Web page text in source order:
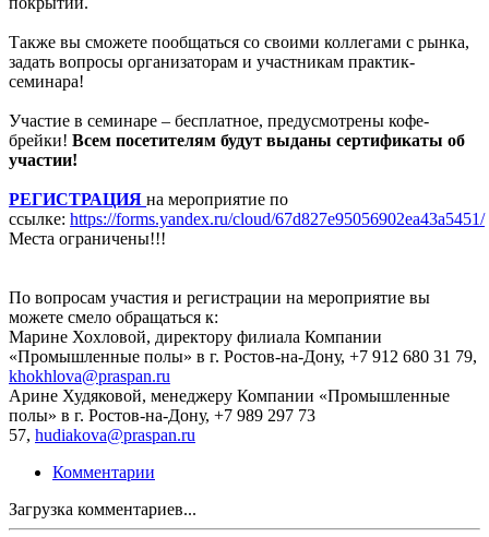
Также вы сможете пообщаться со своими коллегами с рынка,
задать вопросы организаторам и участникам практик-
семинара!
Участие в семинаре – бесплатное, предусмотрены кофе-
брейки! Всем посетителям будут выданы сертификаты об
участии!
РЕГИСТРАЦИЯ на мероприятие по
ссылке: https://forms.yandex.ru/cloud/67d827e95056902ea43a5451/
Места ограничены!!!
По вопросам участия и регистрации на мероприятие вы
можете смело обращаться к:
Марине Хохловой, директору филиала Компании
«Промышленные полы» в г. Ростов-на-Дону, +7 912 680 31 79,
khokhlova@praspan.ru
Арине Худяковой, менеджеру Компании «Промышленные
полы» в г. Ростов-на-Дону, +7 989 297 73
57, hudiakova@praspan.ru
Комментарии
Загрузка комментариев...